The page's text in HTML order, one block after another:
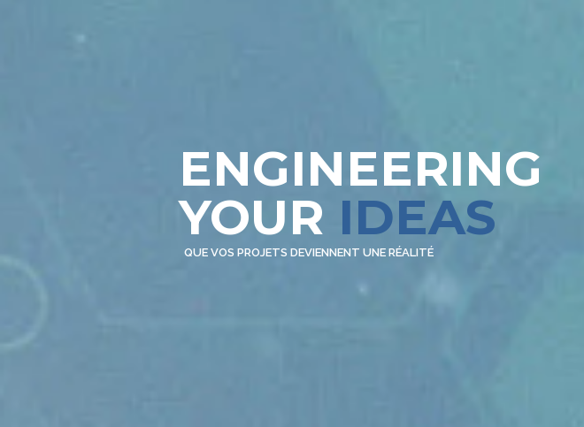
ENGINEERING
YOUR IDEAS
QUE VOS PROJETS DEVIENNENT UNE RÉALITÉ